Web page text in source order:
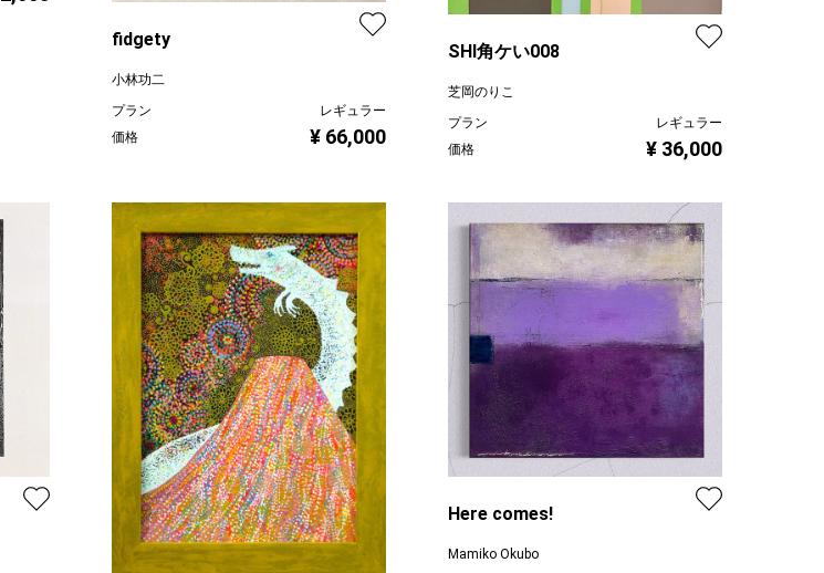
fidgety
小林功二
プラン
レギュラー
価格
¥ 66,000
SHI角ケい008
芝岡のりこ
プラン
レギュラー
価格
¥ 36,000
Here comes!
Mamiko Okubo